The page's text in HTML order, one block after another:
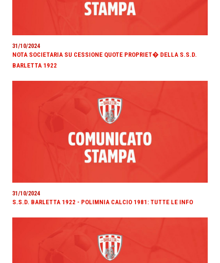
31/10/2024
NOTA SOCIETARIA SU CESSIONE QUOTE PROPRIET� DELLA S.S.D.
BARLETTA 1922
31/10/2024
S.S.D. BARLETTA 1922 - POLIMNIA CALCIO 1981: TUTTE LE INFO